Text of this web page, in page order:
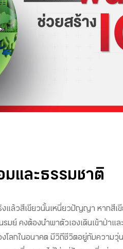
มและธรรมชาติ
งแล้วสีเขียวนั้นเหนี่ยวปัญญา หากสี
มย์ คงต้องนำพาตัวเองเดินเข้าป่า
งโลกในอนาคต มีวิถีชีวิตอยู่กับควา